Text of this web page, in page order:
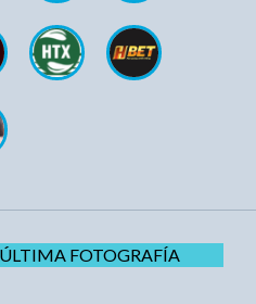
ÚLTIMA FOTOGRAFÍA